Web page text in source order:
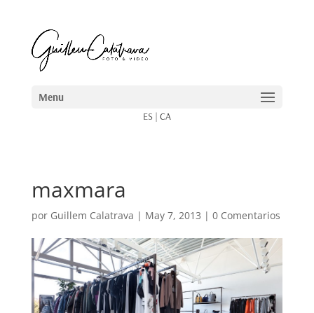
ES| CA
maxmara
por Guillem Calatrava | May 7, 2013 | 0 Comentarios